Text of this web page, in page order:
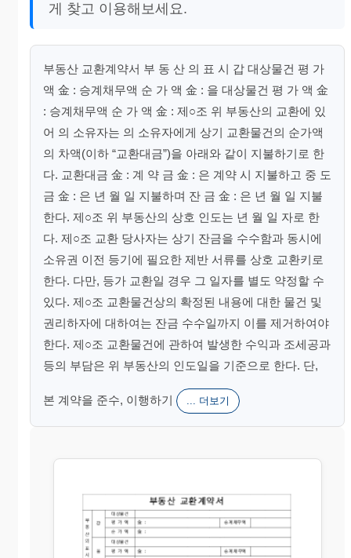
게 찾고 이용해보세요.
부동산 교환계약서 부 동 산 의 표 시 갑 대상물건 평 가
액 金 : 승계채무액 순 가 액 金 : 을 대상물건 평 가 액 金
: 승계채무액 순 가 액 金 : 제○조 위 부동산의 교환에 있
어 의 소유자는 의 소유자에게 상기 교환물건의 순가액
의 차액(이하 “교환대금”)을 아래와 같이 지불하기로 한
다. 교환대금 金 : 계 약 금 金 : 은 계약 시 지불하고 중 도
금 金 : 은 년 월 일 지불하며 잔 금 金 : 은 년 월 일 지불
한다. 제○조 위 부동산의 상호 인도는 년 월 일 자로 한
다. 제○조 교환 당사자는 상기 잔금을 수수함과 동시에
소유권 이전 등기에 필요한 제반 서류를 상호 교환키로
한다. 다만, 등가 교환일 경우 그 일자를 별도 약정할 수
있다. 제○조 교환물건상의 확정된 내용에 대한 물건 및
권리하자에 대하여는 잔금 수수일까지 이를 제거하여야
한다. 제○조 교환물건에 관하여 발생한 수익과 조세공과
등의 부담은 위 부동산의 인도일을 기준으로 한다. 단,
본 계약을 준수, 이행하기 ... 더보기